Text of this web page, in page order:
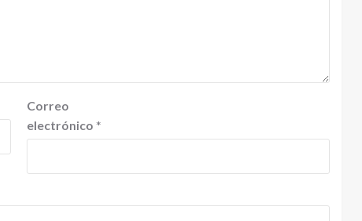
Correo
electrónico *